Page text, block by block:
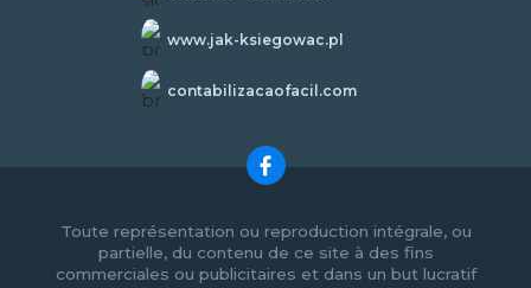
www.jak-ksiegowac.pl
contabilizacaofacil.com
Toute représentation ou reproduction intégrale, ou
partielle, du contenu de ce site à des fins
commerciales ou publicitaires et dans un but lucratif